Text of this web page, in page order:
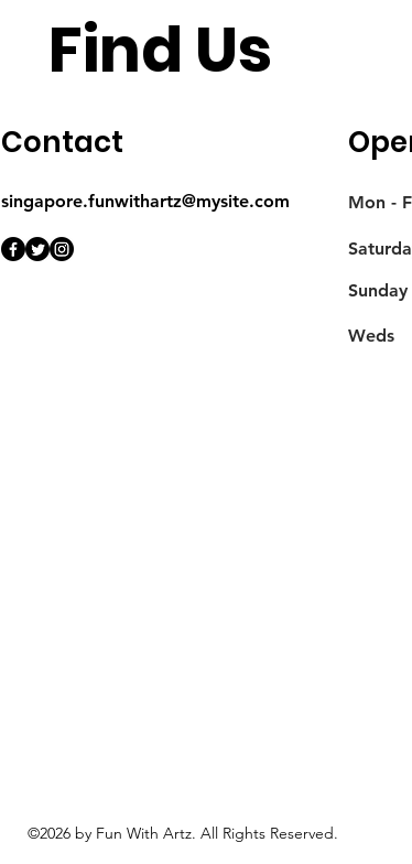
Find Us
Contact
singapore.funwithartz@mysite.com Mon -
​Sunday
Weds
©2026 by Fun With Artz. All Rights Reserved.